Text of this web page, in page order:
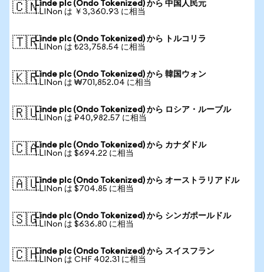
🇨🇳Linde plc (Ondo Tokenized) から 中国人民元
1 LINon は ￥3,360.93 に相当
🇹🇷Linde plc (Ondo Tokenized) から トルコリラ
1 LINon は ₺23,758.54 に相当
🇰🇷Linde plc (Ondo Tokenized) から 韓国ウォン
1 LINon は ₩701,852.04 に相当
🇷🇺Linde plc (Ondo Tokenized) から ロシア・ルーブル
1 LINon は ₽40,982.57 に相当
🇨🇦Linde plc (Ondo Tokenized) から カナダドル
1 LINon は $694.22 に相当
🇦🇺Linde plc (Ondo Tokenized) から オーストラリアドル
1 LINon は $704.85 に相当
🇸🇬Linde plc (Ondo Tokenized) から シンガポールドル
1 LINon は $636.80 に相当
🇨🇭Linde plc (Ondo Tokenized) から スイスフラン
1 LINon は CHF 402.31 に相当